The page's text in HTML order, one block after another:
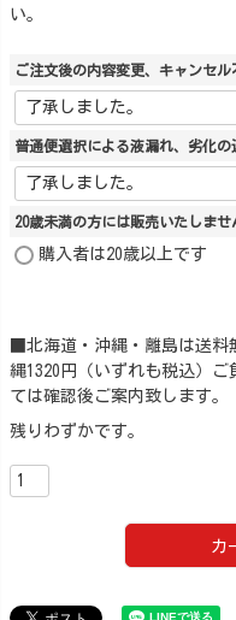
い。
ご注文後の内容変更、キャンセル
普通便選択による液漏れ、劣化の
20歳未満の方には販売いたしませ
購入者は20歳以上です
■北海道・沖縄・離島は送料
縄1320円（いずれも税込）
ては確認後ご案内致します。
残りわずかです。
カ